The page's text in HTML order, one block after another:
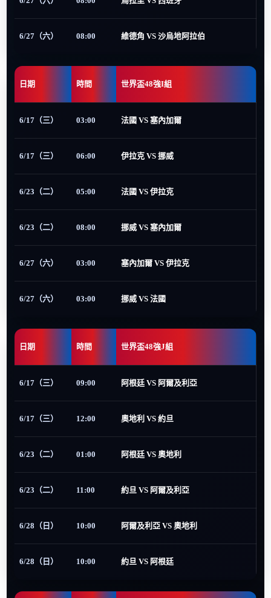
6/27（六） 08:00 維德角 VS 沙烏地阿拉伯
日期 時間 世界盃48強I組
6/17（三） 03:00 法國 VS 塞內加爾
6/17（三） 06:00 伊拉克 VS 挪威
6/23（二） 05:00 法國 VS 伊拉克
6/23（二） 08:00 挪威 VS 塞內加爾
6/27（六） 03:00 塞內加爾 VS 伊拉克
6/27（六） 03:00 挪威 VS 法國
日期 時間 世界盃48強J組
6/17（三） 09:00 阿根廷 VS 阿爾及利亞
6/17（三） 12:00 奧地利 VS 約旦
6/23（二） 01:00 阿根廷 VS 奧地利
6/23（二） 11:00 約旦 VS 阿爾及利亞
6/28（日） 10:00 阿爾及利亞 VS 奧地利
6/28（日） 10:00 約旦 VS 阿根廷